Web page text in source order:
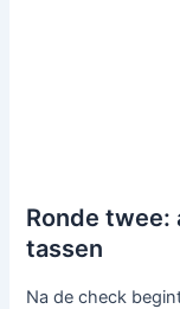
Ronde twee:
tassen
Na de check